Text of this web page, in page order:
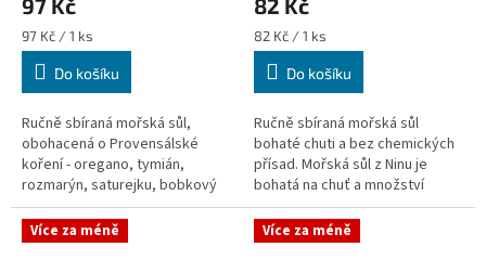
97 Kč
Měrná
cena:
97 Kč / 1 ks
Do košíku
Ručně sbíraná mořská sůl,
obohacená o Provensálské
koření - oregano, tymián,
rozmarýn, saturejku, bobkový
list a bazalku. Obsah 500g.
82 Kč
Měrná
cena:
82 Kč / 1 ks
Do košíku
Ručně sbíraná mořská sůl
bohaté chuti a bez chemických
přísad. Mořská sůl z Ninu je
bohatá na chuť a množství
minerálů i stopových prvků.
Sklízí se ručně tradičním a
velmi...
Více za méně Více za méně